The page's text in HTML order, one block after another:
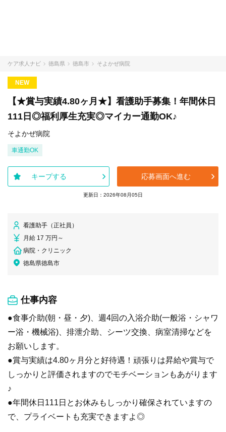
ケア求人ナビ 徳島県 徳島市 そよかぜ病院
NEW
【★賞与実績4.80ヶ月★】看護助手募集！年間休日
111日◎福利厚生充実◎マイカー通勤OK♪
そよかぜ病院
車通勤OK
キープする 応募画面へ進む
更新日：2026年08月05日
看護助手（正社員）
月給 17 万円～
病院・クリニック
徳島県徳島市
仕事内容
●食事介助(朝・昼・夕)、週4回の入浴介助(一般浴・シャワ
ー浴・機械浴)、排泄介助、シーツ交換、病室清掃などを
お願いします。
●賞与実績は4.80ヶ月分と好待遇！頑張りは昇給や賞与で
しっかりと評価されますのでモチベーションもあがります
♪
●年間休日111日とお休みもしっかり確保されていますの
で、プライベートも充実できますよ◎